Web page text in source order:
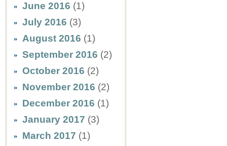
June 2016 (1)
July 2016 (3)
August 2016 (1)
September 2016 (2)
October 2016 (2)
November 2016 (2)
December 2016 (1)
January 2017 (3)
March 2017 (1)